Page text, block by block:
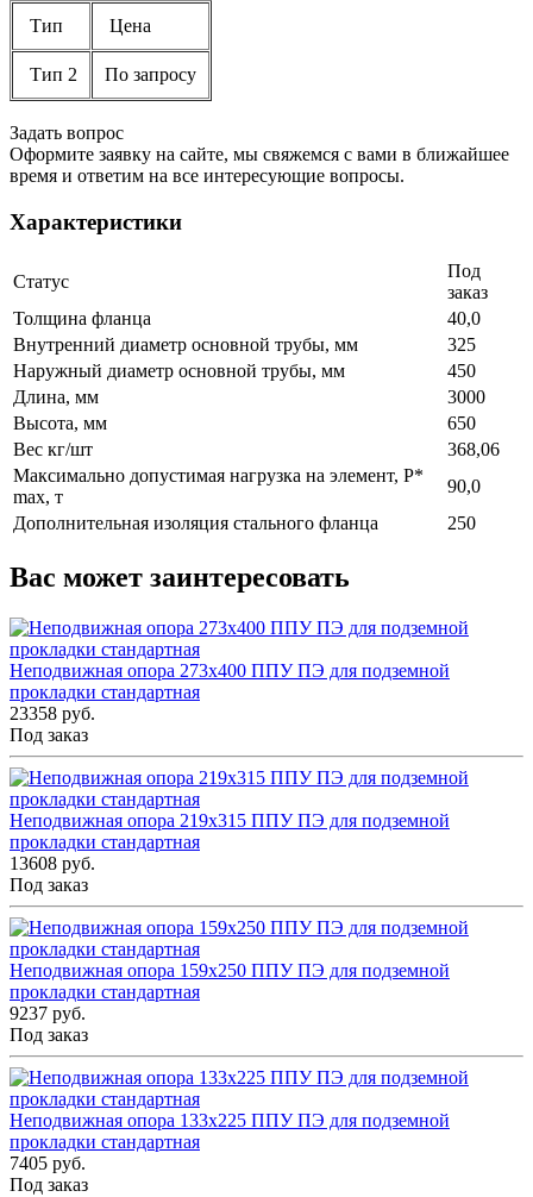
Тип
Цена
Тип 2 По запросу
Задать вопрос
Оформите заявку на сайте, мы свяжемся с вами в ближайшее
время и ответим на все интересующие вопросы.
Характеристики
Статус
Под
заказ
Толщина фланца
40,0
Внутренний диаметр основной трубы, мм
325
Наружный диаметр основной трубы, мм
450
Длина, мм
3000
Высота, мм
650
Вес кг/шт
368,06
Максимально допустимая нагрузка на элемент, P*
max, т
90,0
Дополнительная изоляция стального фланца
250
Вас может заинтересовать
Неподвижная опора 273x400 ППУ ПЭ для подземной
прокладки стандартная
23358 руб.
Под заказ
Неподвижная опора 219x315 ППУ ПЭ для подземной
прокладки стандартная
13608 руб.
Под заказ
Неподвижная опора 159x250 ППУ ПЭ для подземной
прокладки стандартная
9237 руб.
Под заказ
Неподвижная опора 133x225 ППУ ПЭ для подземной
прокладки стандартная
7405 руб.
Под заказ